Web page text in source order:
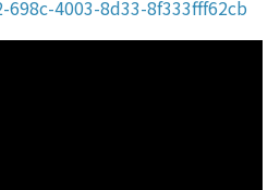
698c-4003-8d33-8f333fff62cb